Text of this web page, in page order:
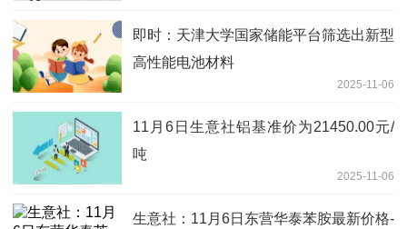
即时：天津大学国家储能平台筛选出新型
高性能电池材料
2025-11-06
11月6日生意社铝基准价为21450.00元/
吨
2025-11-06
生意社：11月6日东营华泰苯胺最新价格-